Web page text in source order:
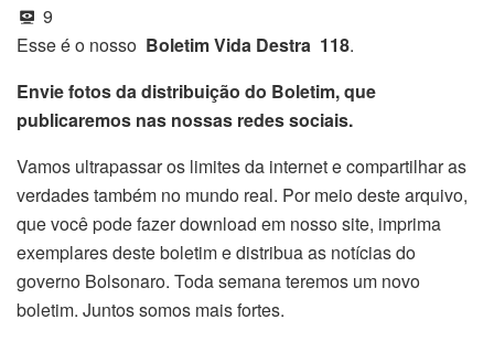
9
Esse é o nosso Boletim Vida Destra 118.
Envie fotos da distribuição do Boletim, que
publicaremos nas nossas redes sociais.
Vamos ultrapassar os limites da internet e compartilhar as
verdades também no mundo real. Por meio deste arquivo,
que você pode fazer download em nosso site, imprima
exemplares deste boletim e distribua as notícias do
governo Bolsonaro. Toda semana teremos um novo
boletim. Juntos somos mais fortes.